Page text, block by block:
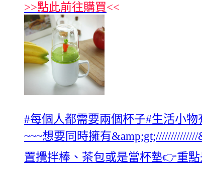
>>點此前往購買<<
#‎每個人都需要兩個杯子‬‪#‎生活小
~~~想要同時擁有
置攪拌棒、茶包或是當杯墊👉重